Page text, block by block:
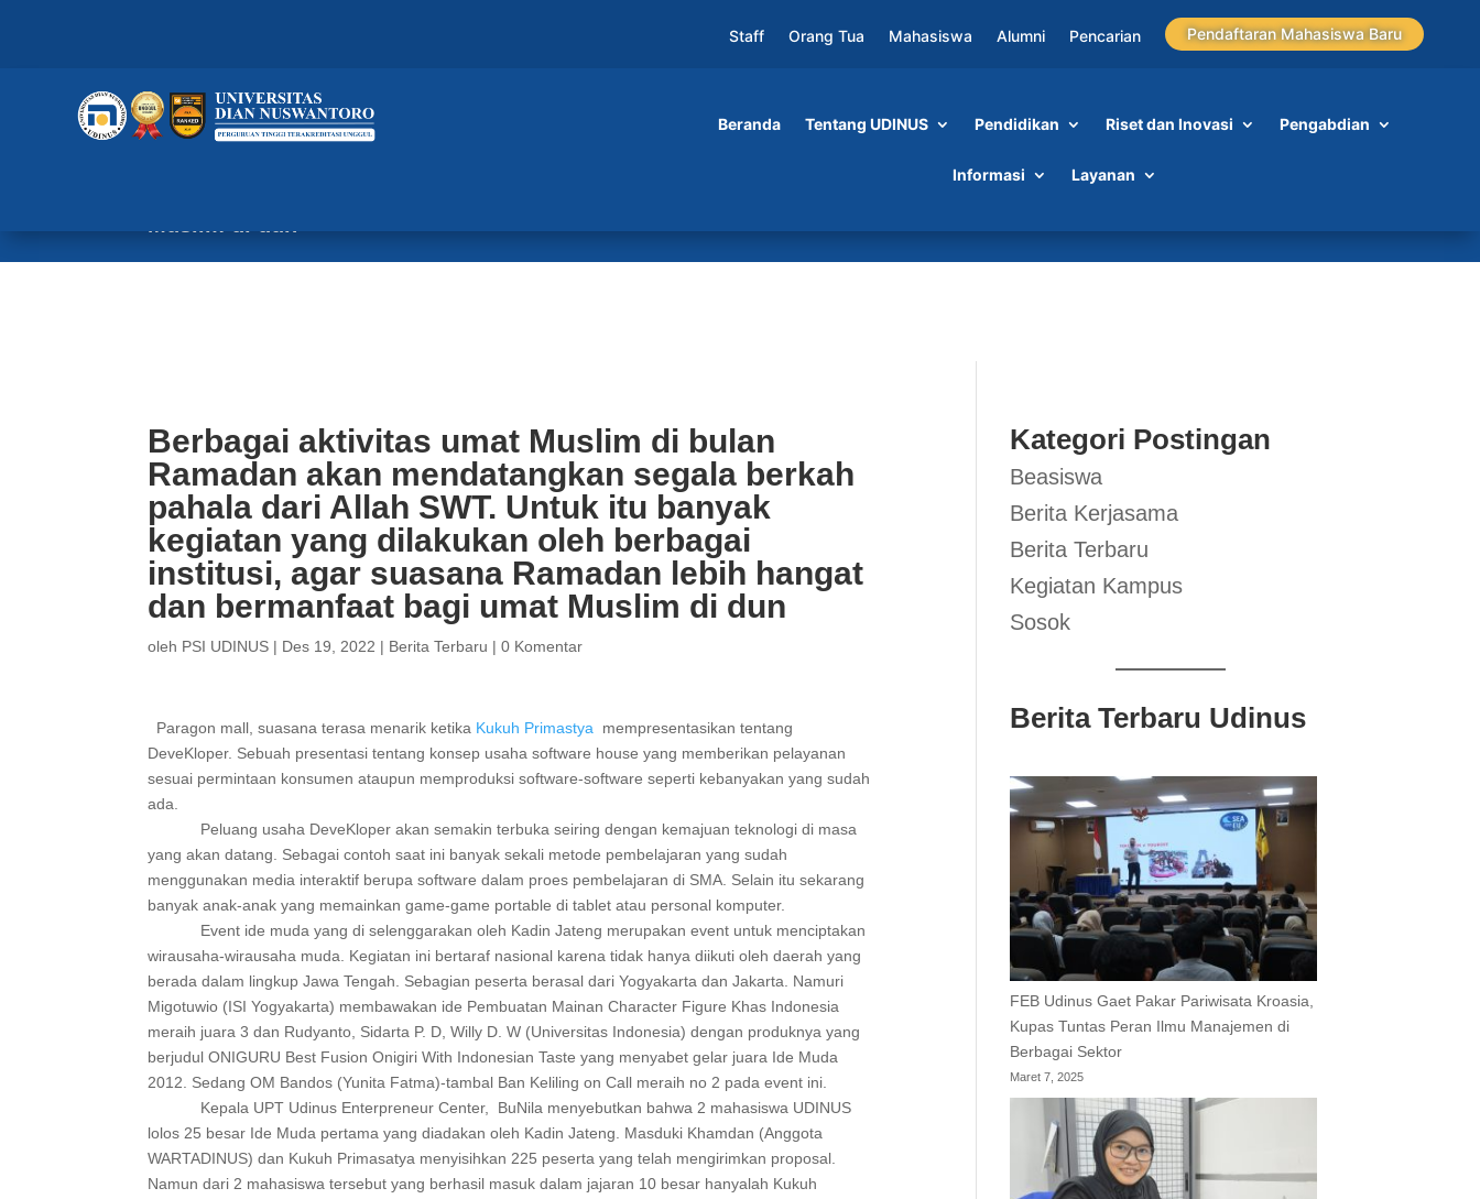
Staff Orang Tua Mahasiswa Alumni Pencarian Pendaftaran Mahasiswa Baru
Beranda Tentang UDINUS Pendidikan Riset dan Inovasi Pengabdian
Informasi Layanan
berkah pahala dari Allah SWT. Untuk itu banyak kegiatan yang dilakukan oleh
Berbagai aktivitas umat Muslim di bulan
Ramadan akan mendatangkan segala berkah
pahala dari Allah SWT. Untuk itu banyak
kegiatan yang dilakukan oleh berbagai
institusi, agar suasana Ramadan lebih hangat
dan bermanfaat bagi umat Muslim di dun
oleh PSI UDINUS | Des 19, 2022 | Berita Terbaru |0 Komentar
Paragon mall, suasana terasa menarik ketika Kukuh Primastya mempresentasikan tentang
DeveKloper. Sebuah presentasi tentang konsep usaha software house yang memberikan pelayanan
sesuai permintaan konsumen ataupun memproduksi software-software seperti kebanyakan yang sudah
ada.
Peluang usaha DeveKloper akan semakin terbuka seiring dengan kemajuan teknologi di masa
yang akan datang. Sebagai contoh saat ini banyak sekali metode pembelajaran yang sudah
menggunakan media interaktif berupa software dalam proes pembelajaran di SMA. Selain itu sekarang
banyak anak-anak yang memainkan game-game portable di tablet atau personal komputer.
Event ide muda yang di selenggarakan oleh Kadin Jateng merupakan event untuk menciptakan
wirausaha-wirausaha muda. Kegiatan ini bertaraf nasional karena tidak hanya diikuti oleh daerah yang
berada dalam lingkup Jawa Tengah. Sebagian peserta berasal dari Yogyakarta dan Jakarta. Namuri
Migotuwio (ISI Yogyakarta) membawakan ide Pembuatan Mainan Character Figure Khas Indonesia
meraih juara 3 dan Rudyanto, Sidarta P. D, Willy D. W (Universitas Indonesia) dengan produknya yang
berjudul ONIGURU Best Fusion Onigiri With Indonesian Taste yang menyabet gelar juara Ide Muda
2012. Sedang OM Bandos (Yunita Fatma)-tambal Ban Keliling on Call meraih no 2 pada event ini.
Kepala UPT Udinus Enterpreneur Center, BuNila menyebutkan bahwa 2 mahasiswa UDINUS
lolos 25 besar Ide Muda pertama yang diadakan oleh Kadin Jateng. Masduki Khamdan (Anggota
WARTADINUS) dan Kukuh Primasatya menyisihkan 225 peserta yang telah mengirimkan proposal.
Namun dari 2 mahasiswa tersebut yang berhasil masuk dalam jajaran 10 besar hanyalah Kukuh
Kategori Postingan
Beasiswa
Berita Kerjasama
Berita Terbaru
Kegiatan Kampus
Sosok
Berita Terbaru Udinus
FEB Udinus Gaet Pakar Pariwisata Kroasia,
Kupas Tuntas Peran Ilmu Manajemen di
Berbagai Sektor
Maret 7, 2025